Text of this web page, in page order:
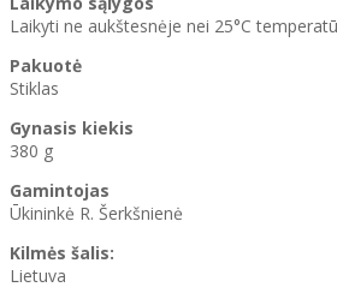
Laikyti ne aukštesnėje nei 25°C
Pakuotė
Stiklas
Gynasis kiekis
380 g
Gamintojas
Ūkininkė R. Šerkšnienė
Kilmės šalis:
Lietuva